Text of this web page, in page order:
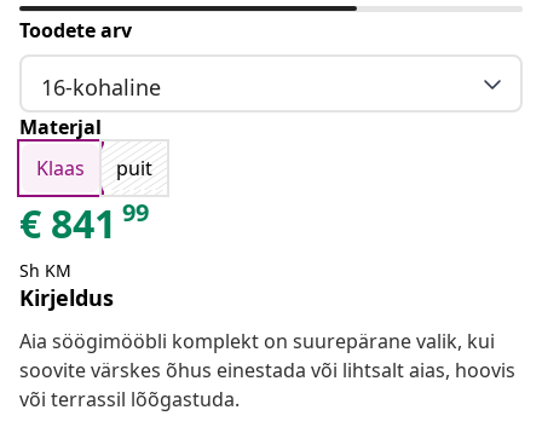
Toodete arv
16-kohaline
Materjal
Klaas
puit
€ 841 99
Sh KM
Kirjeldus
Aia söögimööbli komplekt on suurepärane valik, kui
soovite värskes õhus einestada või lihtsalt aias, hoovis
või terrassil lõõgastuda.